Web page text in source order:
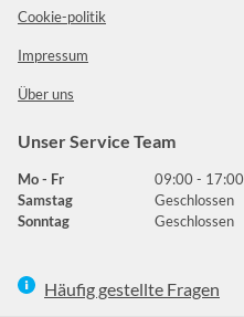
Cookie-politik
Impressum
Über uns
Unser Service Team
Mo - Fr
09:00 - 17:00
Samstag
Geschlossen
Sonntag
Geschlossen
Häufig gestellte Fragen